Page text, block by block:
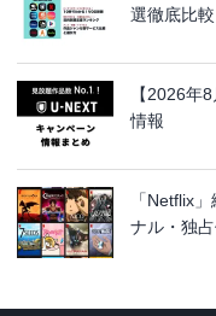
選徹底比
【2026年
情報
「Netflix
ナル・独